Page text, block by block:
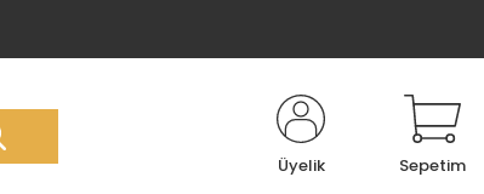
Üyelik Sepetim